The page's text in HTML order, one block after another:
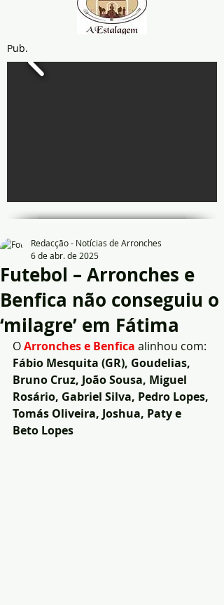
Pub.
Futebol – Arronches e
Benfica não conseguiu o
‘milagre’ em Fátima
Redacção - Notícias de Arronches
6 de abr. de 2025
O Arronches e Benfica alinhou com:
Fábio Mesquita (GR), Goudelias,
Bruno Cruz, João Sousa, Miguel
Rosário, Gabriel Silva, Pedro Lopes,
Tomás Oliveira, Joshua, Paty e
Beto Lopes